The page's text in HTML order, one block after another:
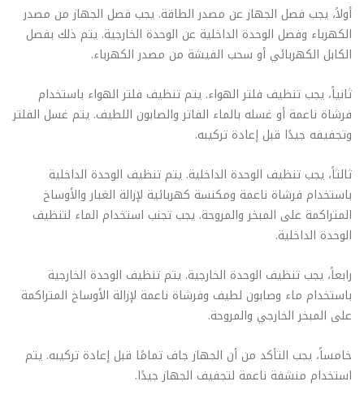
أولاً، يجب فصل الجهاز عن مصدر الطاقة. يجب فصل الجهاز من مصدر
الكهرباء وفصل الوحدة الداخلية عن الوحدة الخارجية. يتم ذلك بفصل
الكابل الكهربائي أو سحب الفيشة من مصدر الكهرباء.
ثانياً، يجب تنظيف فلتر الهواء. يتم تنظيف فلتر الهواء باستخدام
فرشاة ناعمة أو غسله بالماء الفاتر والصابون اللطيف. يتم غسل الفلتر
وتجفيفه جيدًا قبل إعادة تركيبه.
ثالثاً، يجب تنظيف الوحدة الداخلية. يتم تنظيف الوحدة الداخلية
باستخدام فرشاة ناعمة ومكنسة كهربائية لإزالة الغبار والأوساخ
المتراكمة على المبخر والمروحة. يجب تجنب استخدام الماء لتنظيف
الوحدة الداخلية.
رابعاً، يجب تنظيف الوحدة الخارجية. يتم تنظيف الوحدة الخارجية
باستخدام ماء وصابون لطيف وفرشاة ناعمة لإزالة الأوساخ المتراكمة
على المبخر الخارجي والمروحة.
خامساً، يجب التأكد من أن الجهاز جاف تمامًا قبل إعادة تركيبه. يتم
استخدام منشفة ناعمة لتجفيف الجهاز جيدًا.